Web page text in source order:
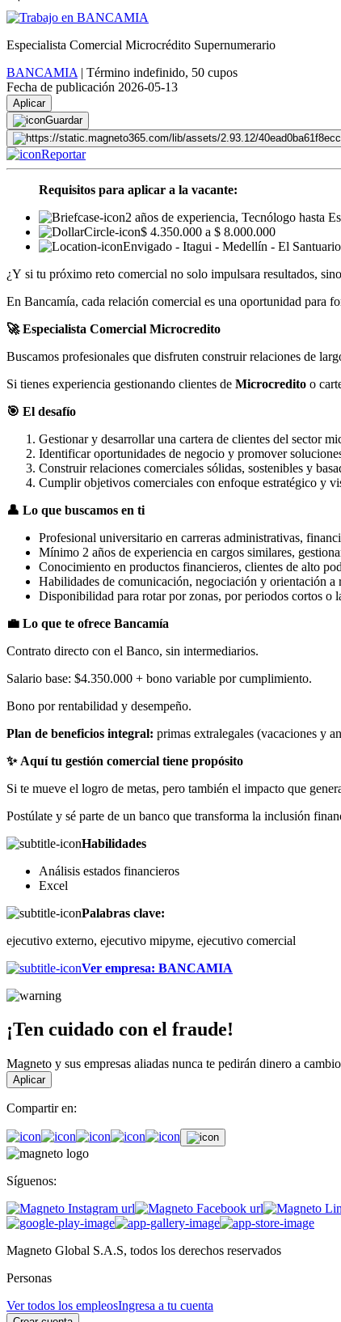
Especialista Comercial Microcrédito Supernumerario
BANCAMIA | Término indefinido, 50 cupos
Fecha de publicación 2026-05-13
Aplicar
Guardar
Reportar
Requisitos para aplicar a la vacante:
2 años de experiencia, Tecnólogo hasta
$ 4.350.000 a $ 8.000.000
Envigado - Itagui - Medellín - El
¿Y si tu próximo reto comercial no solo impulsara resultados,
En Bancamía, cada relación comercial es una oportunidad para
🚀 Especialista Comercial Microcredito
Buscamos profesionales que disfruten construir relaciones de
Si tienes experiencia gestionando clientes de Microcredito o
🎯 El desafío
Gestionar y desarrollar una cartera de clientes del sector
Identificar oportunidades de negocio y promover
Construir relaciones comerciales sólidas, sostenibles y
Cumplir objetivos comerciales con enfoque estratégico y
👤 Lo que buscamos en ti
Profesional universitario en carreras administrativas,
Mínimo 2 años de experiencia en cargos similares,
Conocimiento en productos financieros, clientes de alto
Habilidades de comunicación, negociación y orientación a
Disponibilidad para rotar por zonas, por periodos cortos o
💼 Lo que te ofrece Bancamía
Contrato directo con el Banco, sin intermediarios.
Salario base: $4.350.000 + bono variable por cumplimiento.
Bono por rentabilidad y desempeño.
Plan de beneficios integral: primas extralegales (vacaciones y
✨ Aquí tu gestión comercial tiene propósito
Si te mueve el logro de metas, pero también el impacto que
Postúlate y sé parte de un banco que transforma la inclusión
Habilidades
Análisis estados financieros
Excel
Palabras clave:
ejecutivo externo, ejecutivo mipyme, ejecutivo comercial
Ver empresa: BANCAMIA
¡Ten cuidado con el fraude!
Magneto y sus empresas aliadas nunca te pedirán dinero a
Aplicar
Compartir en:
Síguenos:
Magneto Global S.A.S, todos los derechos reservados
Personas
Ver todos los empleosIngresa a tu cuenta